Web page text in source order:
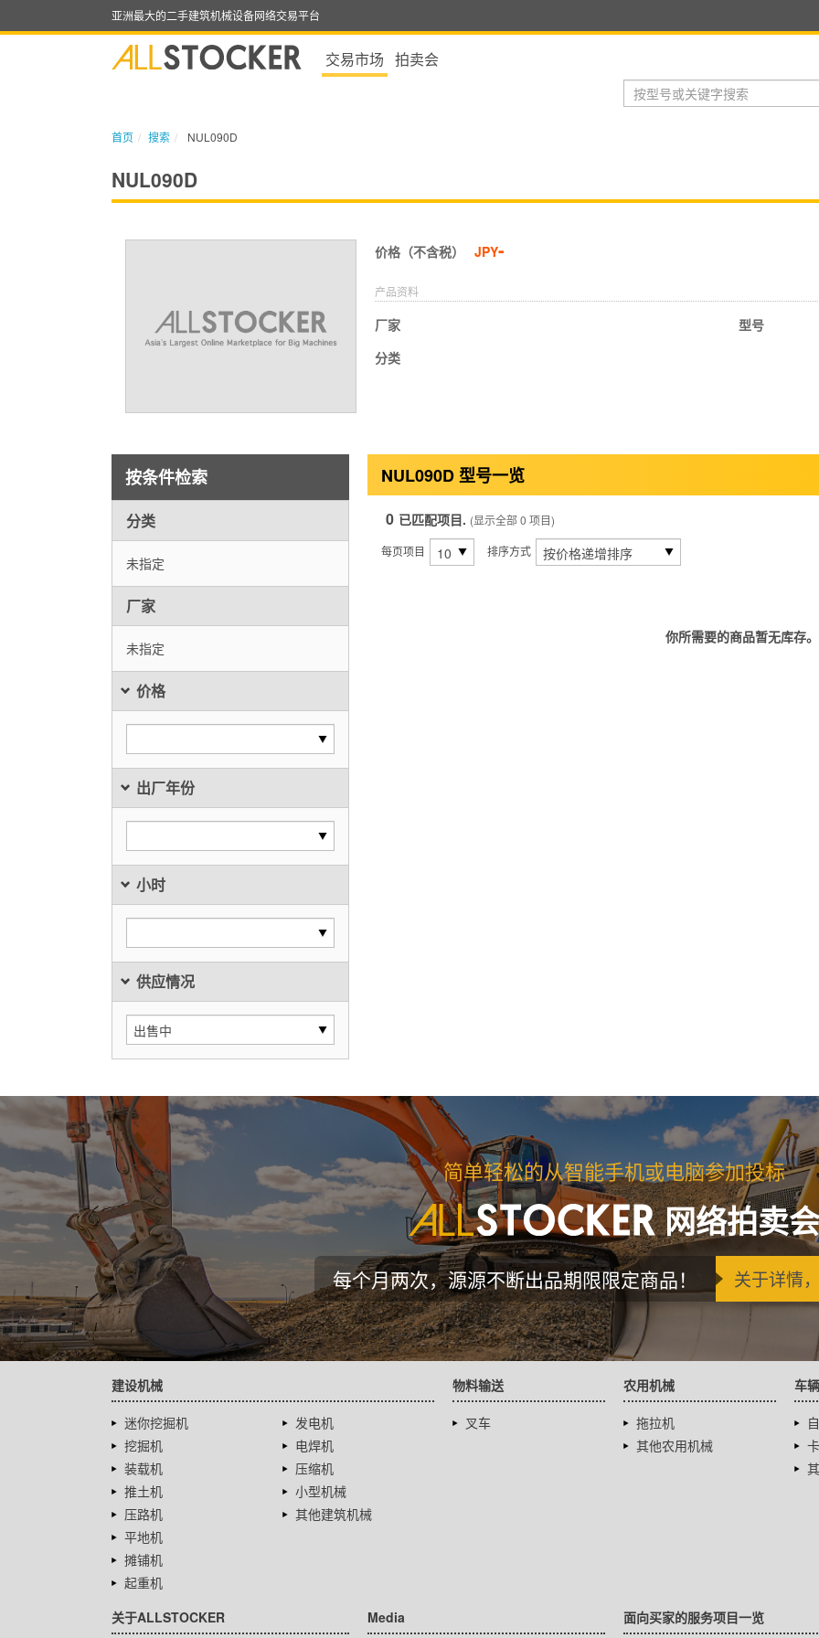
亚洲最大的二手建筑机械设备网络交易平台
交易市场 拍卖会
首页 搜索 NUL090D
NUL090D
价格（不含税） JPY-
产品资料
厂家
分类
型号
按条件检索
分类
未指定
厂家
未指定
价格
出厂年份
小时
供应情况
NUL090D 型号一览
0 已匹配项目. (显示全部 0 项目)
每页项目
排序方式
你所需要的商品暂无库存。
简单轻松的从智能手机或电脑参加投标
网络拍卖会
每个月两次，源源不断出品期限限定商品！ 关于详情
建设机械
迷你挖掘机
挖掘机
装载机
推土机
压路机
平地机
摊铺机
起重机
发电机
电焊机
压缩机
小型机械
其他建筑机械
物料输送
叉车
农用机械
拖拉机
其他农用机械
车辆
关于ALLSTOCKER Media 面向买家的服务项目一览